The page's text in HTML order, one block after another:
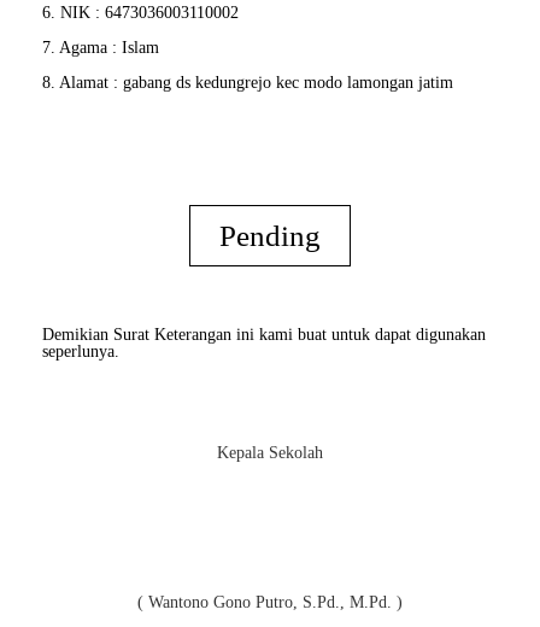
6. NIK : 6473036003110002
7. Agama : Islam
8. Alamat : gabang ds kedungrejo kec modo lamongan jatim
Pending
Demikian Surat Keterangan ini kami buat untuk dapat digunakan
seperlunya.
Kepala Sekolah
( Wantono Gono Putro, S.Pd., M.Pd. )